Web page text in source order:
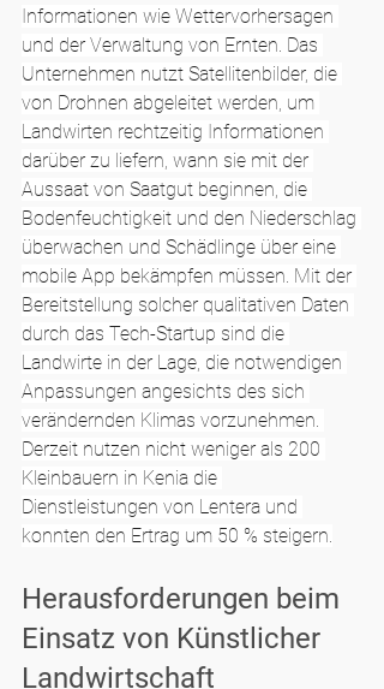
Informationen wie Wettervorhersagen
und der Verwaltung von Ernten. Das
Unternehmen nutzt Satellitenbilder, die
von Drohnen abgeleitet werden, um
Landwirten rechtzeitig Informationen
darüber zu liefern, wann sie mit der
Aussaat von Saatgut beginnen, die
Bodenfeuchtigkeit und den Niederschlag
überwachen und Schädlinge über eine
mobile App bekämpfen müssen. Mit der
Bereitstellung solcher qualitativen Daten
durch das Tech-Startup sind die
Landwirte in der Lage, die notwendigen
Anpassungen angesichts des sich
verändernden Klimas vorzunehmen.
Derzeit nutzen nicht weniger als 200
Kleinbauern in Kenia die
Dienstleistungen von Lentera und
konnten den Ertrag um 50 % steigern.
Herausforderungen beim
Einsatz von Künstlicher
Landwirtschaft